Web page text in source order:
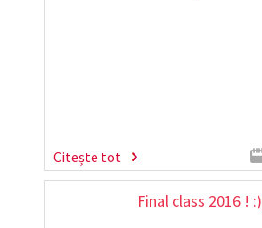
Citește tot
Final class 2016 ! :)